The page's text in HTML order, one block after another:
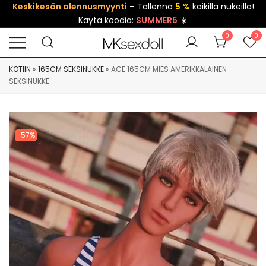
Keskikesän alennusmyynti – Tallenna 5 % kaikilla nukeilla!
Käytä koodia: SUMMER5 ☀️
0 0
KOTIIN » 165CM SEKSINUKKE » ACE 165CM MIES AMERIKKALAINEN
SEKSINUKKE
-57%